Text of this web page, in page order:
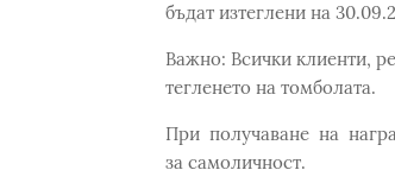
бъдат изтеглени на
Важно: Всички клиенти,
тегленето на томболата.
При получаване на
за самоличност.